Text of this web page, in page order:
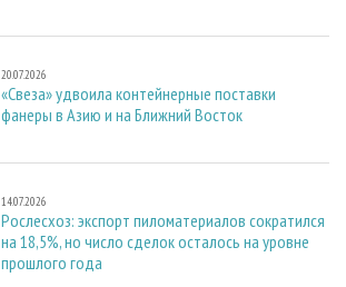
20.07.2026
«Свеза» удвоила контейнерные поставки
фанеры в Азию и на Ближний Восток
14.07.2026
Рослесхоз: экспорт пиломатериалов сократился
на 18,5%, но число сделок осталось на уровне
прошлого года